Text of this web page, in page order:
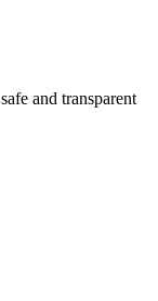
and transparent